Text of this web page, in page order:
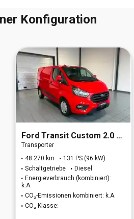
Konfiguration
Ford Transit Custom 2.0 TDCi 340 L1 Trend (EURO 6d)
Transporter
48.270 km
131 PS (96 kW)
Schaltgetriebe
Diesel
Energieverbrauch (kombiniert):
k.A.
CO₂-Emissionen kombiniert: k.A.
CO₂-Klasse: